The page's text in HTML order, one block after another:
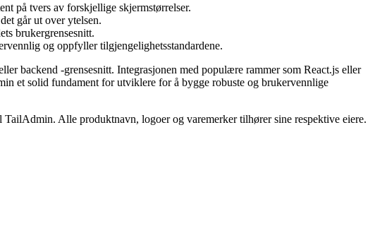
på tvers av forskjellige skjermstørrelser.
går ut over ytelsen.
brukergrensesnitt.
og oppfyller tilgjengelighetsstandardene.
backend -grensesnitt. Integrasjonen med populære rammer som React.js eller
et solid fundament for utviklere for å bygge robuste og brukervennlige
Alle produktnavn, logoer og varemerker tilhører sine respektive eiere.